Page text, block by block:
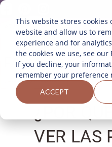
This website stores
website and allow us to
experience and for
the cookies we use, see our
If you decline, your
remember your preference
ACCEPT
VER LAS